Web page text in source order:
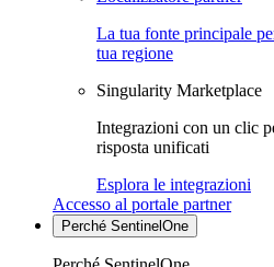
La tua fonte principale
tua regione
Singularity Marketplace
Integrazioni con un clic
risposta unificati
Esplora le integrazioni
Accesso al portale partner
Perché SentinelOne